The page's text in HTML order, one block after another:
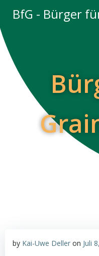
BfG - Bürger
by Kai-Uwe Deller on Juli